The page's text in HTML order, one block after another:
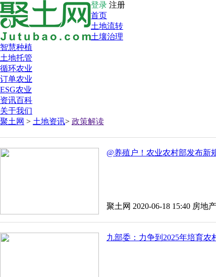
登录 注册
首页
土地流转
土壤治理
智慧种植
土地托管
循环农业
订单农业
ESG农业
资讯百科
关于我们
聚土网 > 土地资讯> 政策解读
@养殖户！农业农村部发布新
聚土网 2020-06-18 15:40 房地产
九部委：力争到2025年培育农